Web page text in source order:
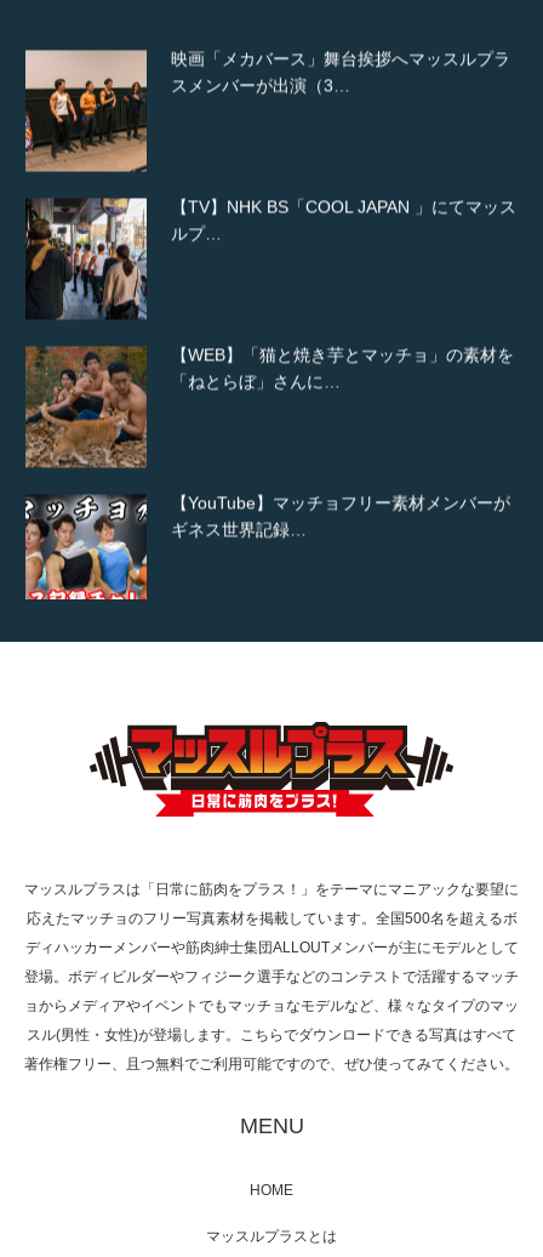
スメンバーが出演（3…
ルプ…
「ねとらぼ」さんに…
ギネス世界記録…
TOKYO FMラジオ番組「ONE MORNING」
で紹介さ…
た（6/8放送）
映画「メカバース」舞台挨拶へマッスルプラ
マッスルプラスは「日常に筋肉をプラス！」をテーマにマニアックな要望に
応えたマッチョのフリー写真素材を掲載しています。全国500名を超えるボ
ディハッカーメンバーや筋肉紳士集団ALLOUTメンバーが主にモデルとして
登場。ボディビルダーやフィジーク選手などのコンテストで活躍するマッチ
ョからメディアやイベントでもマッチョなモデルなど、様々なタイプのマッ
スル(男性・女性)が登場します。こちらでダウンロードできる写真はすべて
著作権フリー、且つ無料でご利用可能ですので、ぜひ使ってみてください。
MENU
HOME
マッスルプラスとは